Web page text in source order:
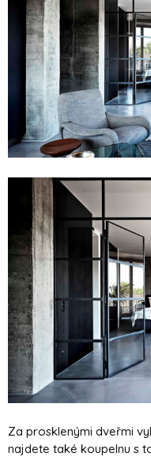
Za prosklenými dveřmi
najdete také koupelnu s